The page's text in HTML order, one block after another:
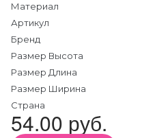
Материал
Артикул
Бренд
Размер Высота
Размер Длина
Размер Ширина
Страна
54.00 руб.